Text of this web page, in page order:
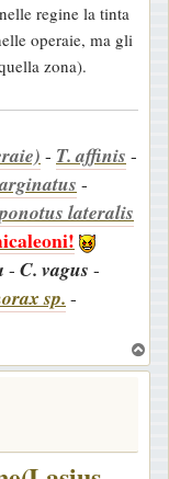
regine la tinta
operaie, ma gli
zona).
- T. affinis -
-
lateralis
- C. vagus -
sp. -
o